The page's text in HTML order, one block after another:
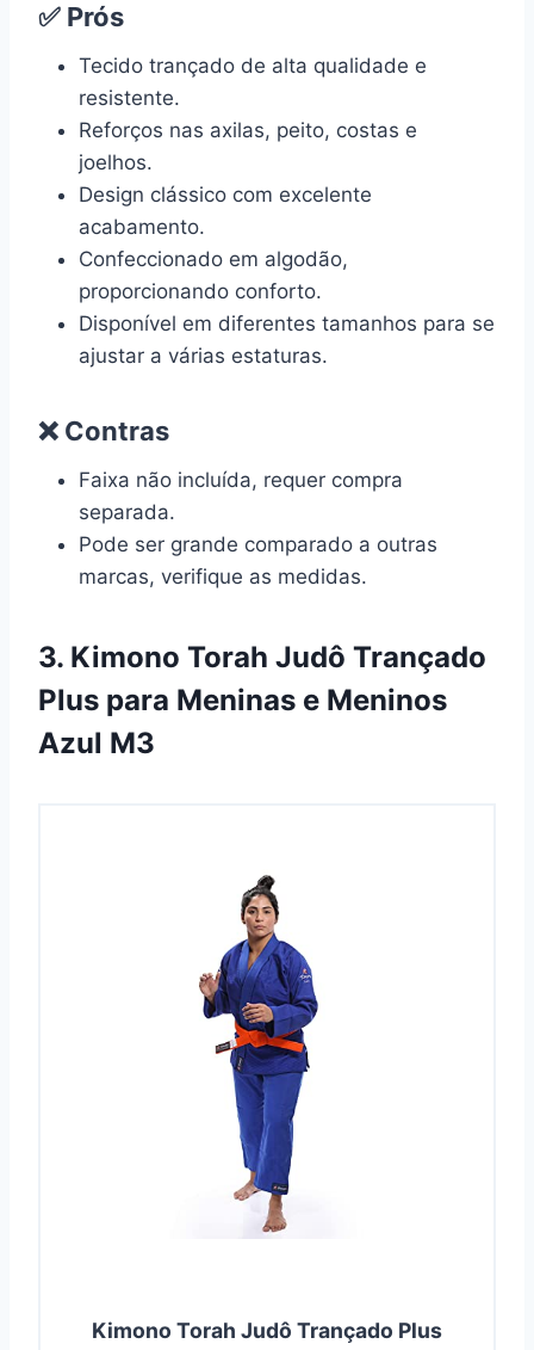
✅ Prós
Tecido trançado de alta qualidade e
resistente.
Reforços nas axilas, peito, costas e
joelhos.
Design clássico com excelente
acabamento.
Confeccionado em algodão,
proporcionando conforto.
Disponível em diferentes tamanhos para se
ajustar a várias estaturas.
❌ Contras
Faixa não incluída, requer compra
separada.
Pode ser grande comparado a outras
marcas, verifique as medidas.
3. Kimono Torah Judô Trançado
Plus para Meninas e Meninos
Azul M3
Kimono Torah Judô Trançado Plus